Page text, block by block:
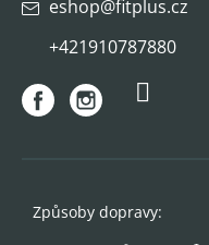
eshop@fitplus.cz
+421910787880
Způsoby dopravy: